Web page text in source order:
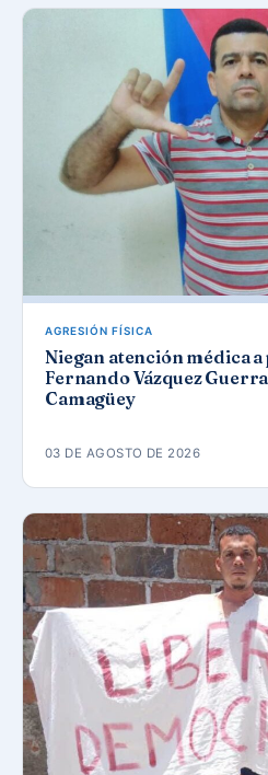
AGRESIÓN FÍSICA
Niegan atención médica
Fernando Vázquez
Camagüey
03 DE AGOSTO DE 2026